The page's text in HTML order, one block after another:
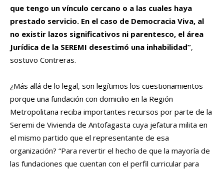
que tengo un vínculo cercano o a las cuales haya
prestado servicio. En el caso de Democracia Viva, al
no existir lazos significativos ni parentesco, el área
Jurídica de la SEREMI desestimó una inhabilidad”,
sostuvo Contreras.
¿Más allá de lo legal, son legítimos los cuestionamientos
porque una fundación con domicilio en la Región
Metropolitana reciba importantes recursos por parte de la
Seremi de Vivienda de Antofagasta cuya jefatura milita en
el mismo partido que el representante de esa
organización? “Para revertir el hecho de que la mayoría de
las fundaciones que cuentan con el perfil curricular para